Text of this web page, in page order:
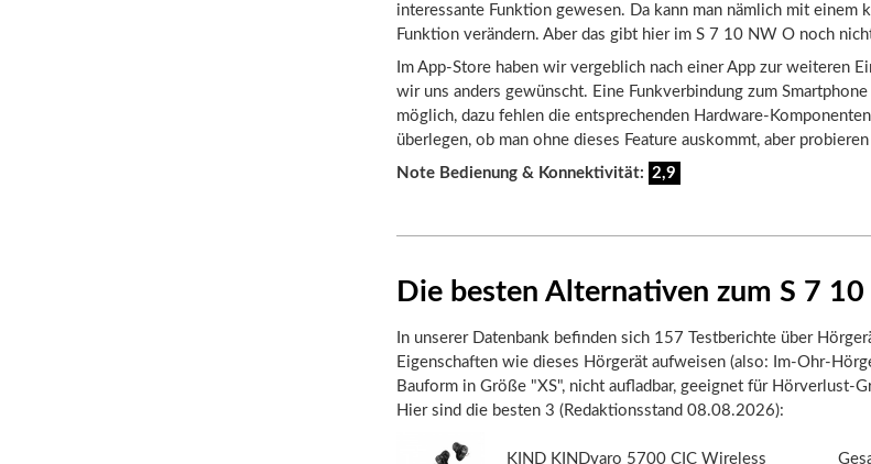
interessante Funktion gewesen. Da kann man nämlich mit einem
Funktion verändern. Aber das gibt hier im S 7 10 NW O noch
Im App-Store haben wir vergeblich nach einer App zur weiteren
wir uns anders gewünscht. Eine Funkverbindung zum
möglich, dazu fehlen die entsprechenden Hardware-
überlegen, ob man ohne dieses Feature auskommt, aber
Note Bedienung & Konnektivität: 2,9
Die besten Alternativen zum S 7
In unserer Datenbank befinden sich 157 Testberichte über
Eigenschaften wie dieses Hörgerät aufweisen (also: Im-Ohr-
Bauform in Größe "XS", nicht aufladbar, geeignet für Hörverlust-
Hier sind die besten 3 (Redaktionsstand 08.08.2026):
KIND KINDvaro 5700 CIC Wireless